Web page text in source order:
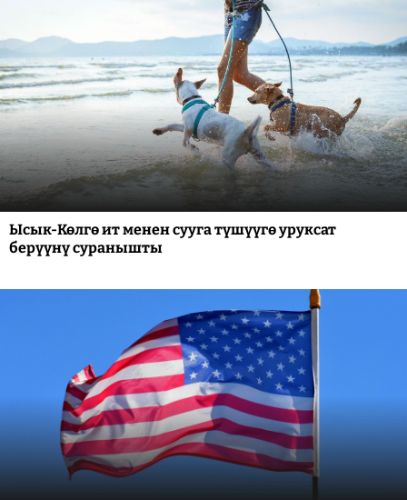
Ысык-Көлгө ит менен сууга түшүүгө уруксат
берүүнү суранышты